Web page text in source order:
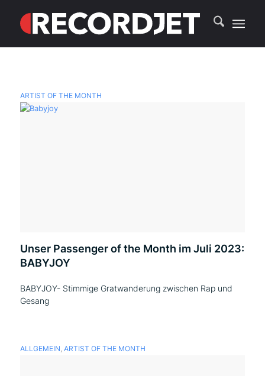
ARTIST OF THE MONTH
Unser Passenger of the Month im Juli 2023:
BABYJOY
BABYJOY- Stimmige Gratwanderung zwischen Rap und
Gesang
ALLGEMEIN, ARTIST OF THE MONTH